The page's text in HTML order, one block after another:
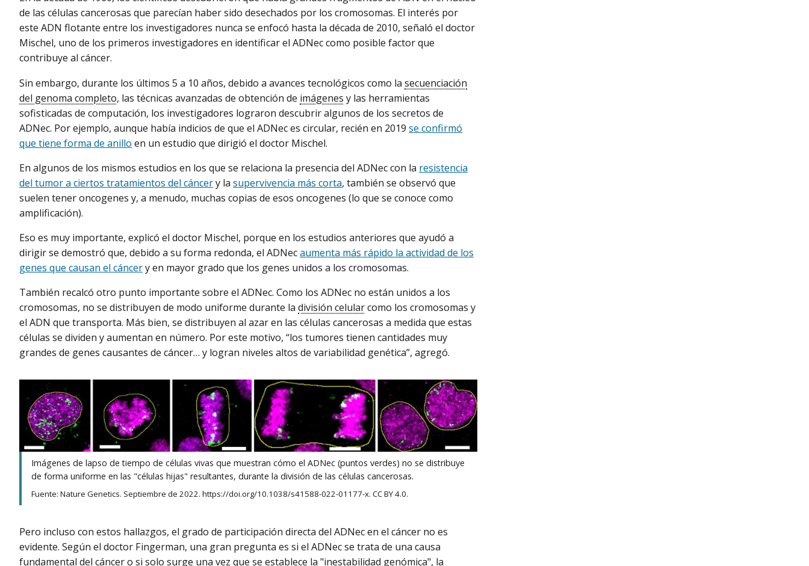
de las células cancerosas que parecían haber sido desechados por los cromosomas. El interés por
este ADN flotante entre los investigadores nunca se enfocó hasta la década de 2010, señaló el doctor
Mischel, uno de los primeros investigadores en identificar el ADNec como posible factor que
contribuye al cáncer.
Sin embargo, durante los últimos 5 a 10 años, debido a avances tecnológicos como la secuenciación
del genoma completo, las técnicas avanzadas de obtención de imágenes y las herramientas
sofisticadas de computación, los investigadores lograron descubrir algunos de los secretos de
ADNec. Por ejemplo, aunque había indicios de que el ADNec es circular, recién en 2019 se confirmó
que tiene forma de anillo en un estudio que dirigió el doctor Mischel.
En algunos de los mismos estudios en los que se relaciona la presencia del ADNec con la resistencia
del tumor a ciertos tratamientos del cáncery la supervivencia más corta, también se observó que
suelen tener oncogenes y, a menudo, muchas copias de esos oncogenes (lo que se conoce como
amplificación).
Eso es muy importante, explicó el doctor Mischel, porque en los estudios anteriores que ayudó a
dirigir se demostró que, debido a su forma redonda, el ADNecaumenta más rápido la actividad de los
genes que causan el cáncery en mayor grado que los genes unidos a los cromosomas.
También recalcó otro punto importante sobre el ADNec. Como los ADNec no están unidos a los
cromosomas, no se distribuyen de modo uniforme durante la división celularcomo los cromosomas y
el ADN que transporta. Más bien, se distribuyen al azar en las células cancerosas a medida que estas
células se dividen y aumentan en número. Por este motivo, “los tumores tienen cantidades muy
grandes de genes causantes de cáncer… y logran niveles altos de variabilidad genética”, agregó.
Imágenes de lapso de tiempo de células vivas que muestran cómo el ADNec (puntos verdes) no se distribuye
de forma uniforme en las "células hijas" resultantes, durante la división de las células cancerosas.
Fuente: Nature Genetics. Septiembre de 2022. https://doi.org/10.1038/s41588-022-01177-x. CC BY 4.0.
Pero incluso con estos hallazgos, el grado de participación directa del ADNec en el cáncer no es
evidente. Según el doctor Fingerman, una gran pregunta es si el ADNec se trata de una causa
fundamental del cáncer o si solo surge una vez que se establece la "inestabilidad genómica", la